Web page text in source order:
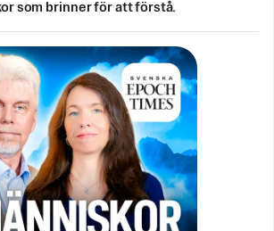
som brinner för att förstå.